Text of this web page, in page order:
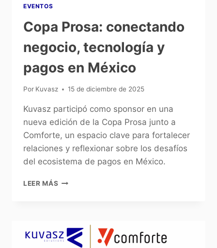
EVENTOS
Copa Prosa: conectando
negocio, tecnología y
pagos en México
Por Kuvasz 15 de diciembre de 2025
Kuvasz participó como sponsor en una
nueva edición de la Copa Prosa junto a
Comforte, un espacio clave para fortalecer
relaciones y reflexionar sobre los desafíos
del ecosistema de pagos en México.
LEER MÁS